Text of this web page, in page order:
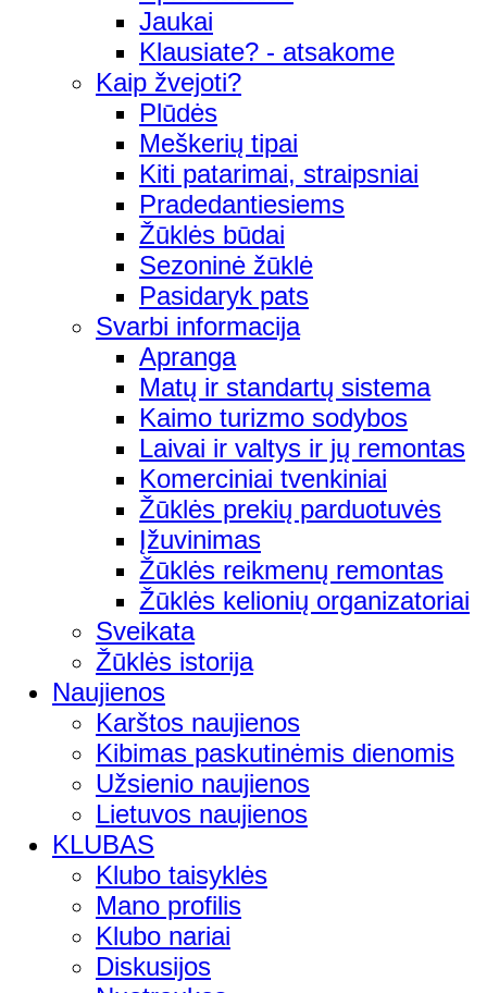
Jaukai
Klausiate? - atsakome
Kaip žvejoti?
Plūdės
Meškerių tipai
Kiti patarimai, straipsniai
Pradedantiesiems
Žūklės būdai
Sezoninė žūklė
Pasidaryk pats
Svarbi informacija
Apranga
Matų ir standartų sistema
Kaimo turizmo sodybos
Laivai ir valtys ir jų remontas
Komerciniai tvenkiniai
Žūklės prekių parduotuvės
Įžuvinimas
Žūklės reikmenų remontas
Žūklės kelionių organizatoriai
Sveikata
Žūklės istorija
Naujienos
Karštos naujienos
Kibimas paskutinėmis dienomis
Užsienio naujienos
Lietuvos naujienos
KLUBAS
Klubo taisyklės
Mano profilis
Klubo nariai
Diskusijos